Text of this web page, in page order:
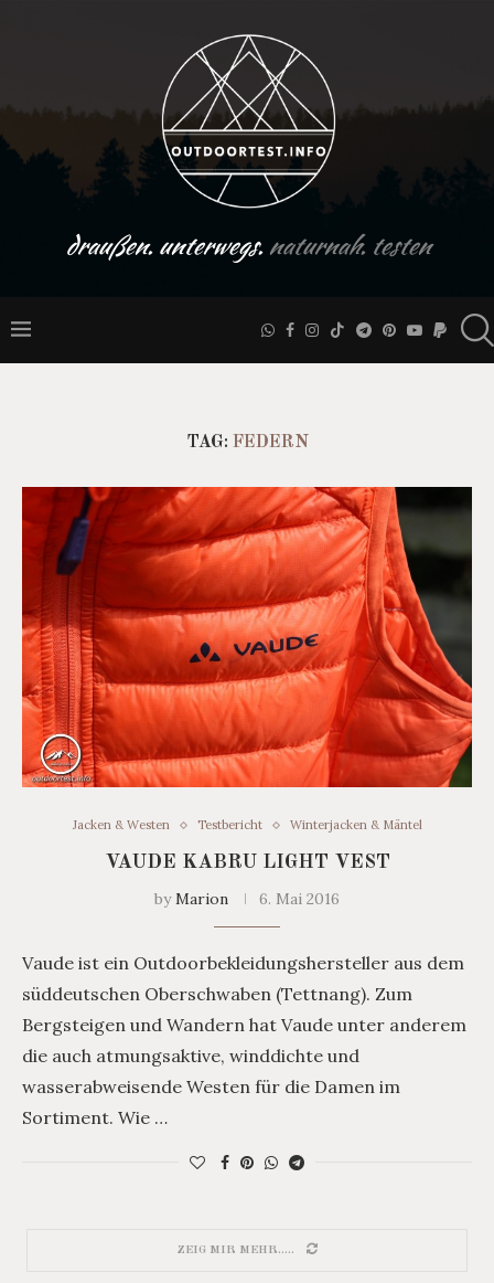
draußen. unterwegs.naturnah. testen
TAG: FEDERN
Jacken & Westen Testbericht Winterjacken & Mäntel
VAUDE KABRU LIGHT VEST
byMarion 6. Mai 2016
Vaude ist ein Outdoorbekleidungshersteller aus dem
süddeutschen Oberschwaben (Tettnang). Zum
Bergsteigen und Wandern hat Vaude unter anderem
die auch atmungsaktive, winddichte und
wasserabweisende Westen für die Damen im
Sortiment. Wie …
ZEIG MIR MEHR.....